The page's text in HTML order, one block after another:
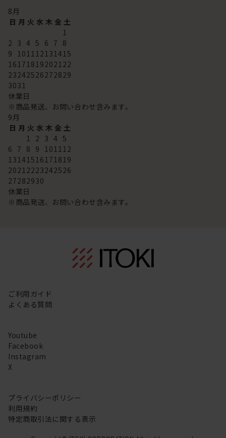
8月
日 月 火 水 木 金 土
1
2 3 4 5 6 7 8
9 101112131415
16171819202122
23242526272829
3031
休業日
※商品発送、お問い合わせ含みます。
9月
日 月 火 水 木 金 土
1 2 3 4 5
6 7 8 9 101112
13141516171819
20212223242526
27282930
休業日
※商品発送、お問い合わせ含みます。
ご利用ガイド
よくある質問
Youtube
Facebook
Instagram
X
プライバシーポリシー
利用規約
特定商取引法に関する表示